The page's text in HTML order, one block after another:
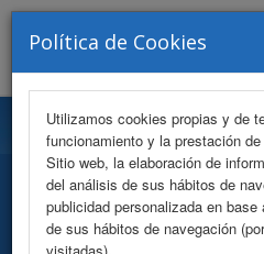
Política de Cookies
Utilizamos cookies propias y de
funcionamiento y la prestación
Sitio web, la elaboración de
del análisis de sus hábitos de
publicidad personalizada en
de sus hábitos de navegación
Inicio Área